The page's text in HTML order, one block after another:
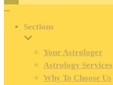
Sections
Your Astrologer
Astrology Services
Why To Choose Us